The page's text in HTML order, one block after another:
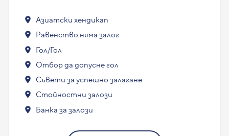
Азиатски хендикап
Равенство няма залог
Гол/Гол
Отбор да допусне гол
Съвети за успешно залагане
Стойностни залози
Банка за залози